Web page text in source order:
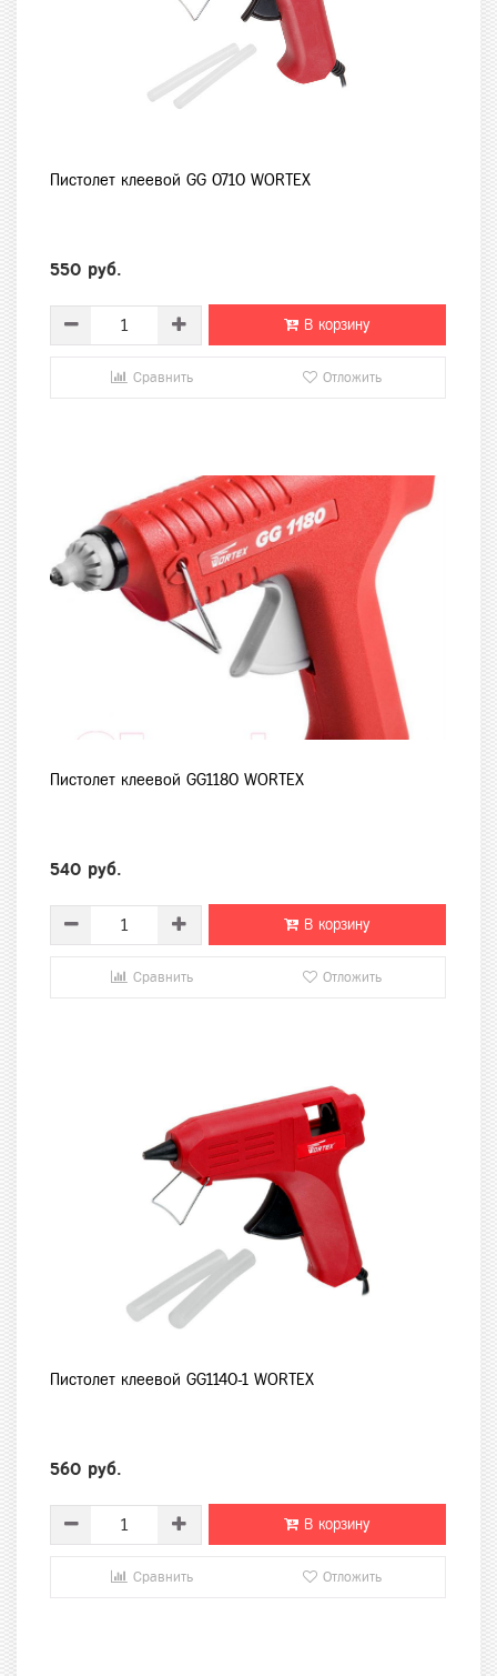
Пистолет клеевой GG 0710 WORTEX
550 руб.
В корзину
Сравнить Отложить
Пистолет клеевой GG1180 WORTEX
540 руб.
В корзину
Сравнить Отложить
Пистолет клеевой GG1140-1 WORTEX
560 руб.
В корзину
Сравнить Отложить